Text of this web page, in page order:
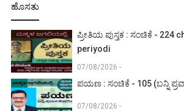
ಹೊಸತು
ಪ್ರೀತಿಯ ಪುಸ್ತಕ : ಸಂಚಿಕೆ - 224
periyodi
07/08/2026 -
ಪಯಣ : ಸಂಚಿಕೆ - 105 (ಬನ್ನಿ
07/08/2026 -